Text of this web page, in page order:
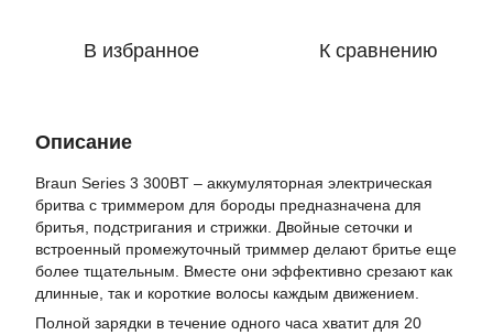
В избранное К сравнению
Описание
Braun Series 3 300BT – аккумуляторная электрическая
бритва с триммером для бороды предназначена для
бритья, подстригания и стрижки. Двойные сеточки и
встроенный промежуточный триммер делают бритье еще
более тщательным. Вместе они эффективно срезают как
длинные, так и короткие волосы каждым движением.
Полной зарядки в течение одного часа хватит для 20